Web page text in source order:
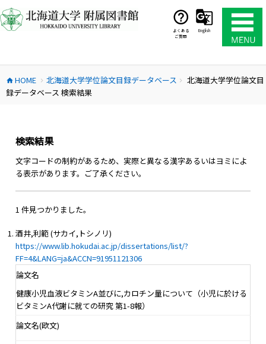
ン
テ
ス
キ
よくある
ご質問
English
home HOME chevron_right 北海道大学学位論文目録データベース chevron_right
北海道大学学位論文目
録データベース 検索結果
検索結果
文字コードの制約があるため、実際と異なる漢字あるいはヨミによ
る表示があります。ご了承ください。
1 件見つかりました。
酒井,利範 (サカイ,トシノリ)
https://www.lib.hokudai.ac.jp/dissertations/list/?
FF=4&LANG=ja&ACCN=91951121306
論文名
健康小児血液ビタミンA並びに,カロチン量について（小児に於ける
ビタミンA代謝に就ての研究 第1-8報）
論文名(欧文)